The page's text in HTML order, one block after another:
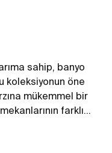
sahip, banyo
koleksiyonun öne
mükemmel bir
farklı